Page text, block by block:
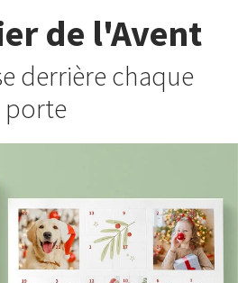
de l'Avent
derrière chaque
porte